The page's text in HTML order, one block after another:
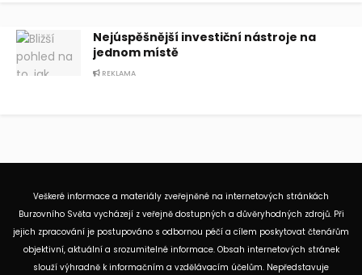
Nejúspěšnější investiční nástroje na
jednom místě
REKLAMA
Veškeré informace a materiály zveřejněné na internetových stránkách
Burzovního Světa vycházejí z veřejně dostupných a důvěryhodných zdrojů. Při
jejich zpracování je postupováno s odbornou péčí a cílem poskytovat čtenářům
objektivní, aktuální a srozumitelné informace. Obsah internetových stránek
slouží výhradně k informačním a vzdělávacím účelům. Nepředstavuje